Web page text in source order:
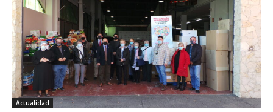
Actualidad